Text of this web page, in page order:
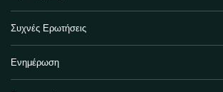
Συχνές Ερωτήσεις
Ενημέρωση